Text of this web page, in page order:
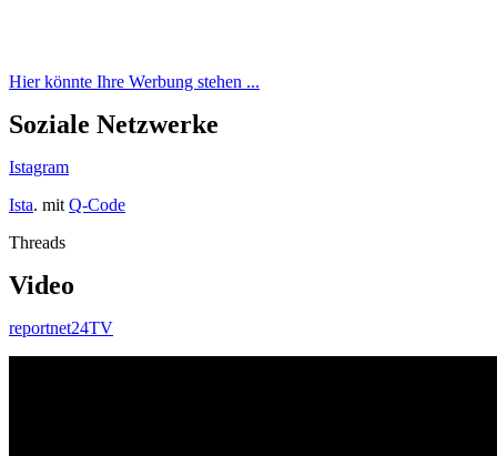
Hier könnte Ihre Werbung stehen ...
Soziale Netzwerke
Istagram
Ista. mit Q-Code
Threads
Video
reportnet24TV